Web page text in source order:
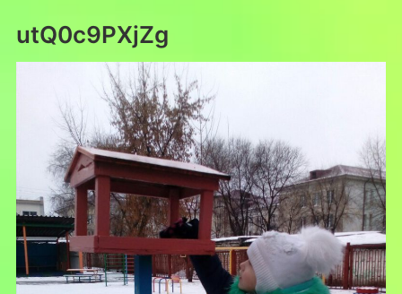
utQ0c9PXjZg